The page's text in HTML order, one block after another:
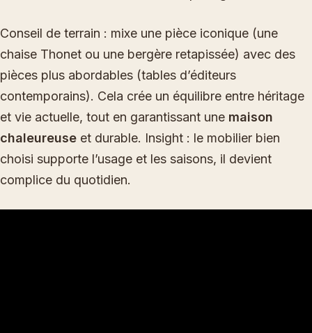
Conseil de terrain : mixe une pièce iconique (une
chaise Thonet ou une bergère retapissée) avec des
pièces plus abordables (tables d’éditeurs
contemporains). Cela crée un équilibre entre héritage
et vie actuelle, tout en garantissant une maison
chaleureuse et durable. Insight : le mobilier bien
choisi supporte l’usage et les saisons, il devient
complice du quotidien.